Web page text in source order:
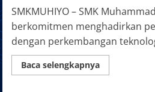
SMKMUHIYO – SMK
berkomitmen menghadirkan
dengan perkembangan
Baca selengkapnyaRead
more